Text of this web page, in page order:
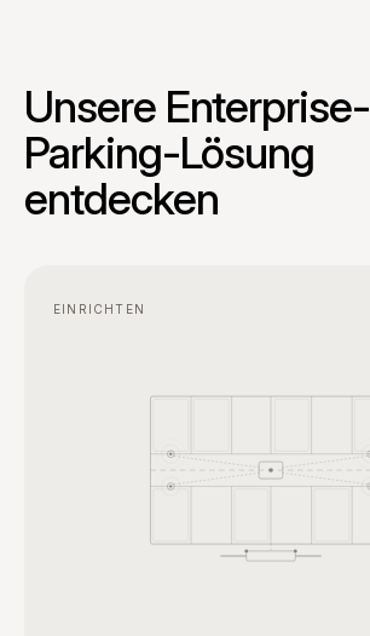
Unsere Enterprise-
Parking-Lösung
entdecken
EINRICHTEN